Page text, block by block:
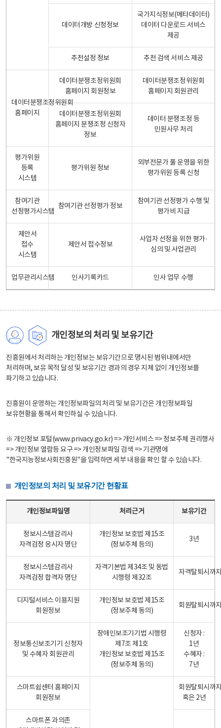
데이터개방 신청정보
국가지식정보(메타데이터)
데이터 다운로드 서비스
제공
추천설정 정보 추천 검색 서비스 제공
데이터분쟁조정위원회
홈페이지
데이터분쟁조정위원회
홈페이지 회원정보
데이터분쟁조정위원회
홈페이지 회원관리
데이터분쟁조정위원회
홈페이지 분쟁조정 신청자
정보
데이터 분쟁조정 등
민원사무 처리
평가위원
등록
시스템
평가위원 정보
외부전문가 풀 운영을 위한
평가위원 등록 신청
참여기관
선정평가시스템
참여기관 선정평가 정보
참여기관 선정평가 수행 및
평가비 지급
제안서
접수
시스템
제안서 접수정보
사업자 선정을 위한 평가·
심의 및 사업관리
업무관리시스템 인사기록카드 인사 업무 수행
개인정보의 처리 및 보유기간
진흥원에서 처리하는 개인정보는 보유기간으로 명시된 범위내에서만
처리하며, 보유 목적 달성 및 보유기간 경과의 경우 지체 없이 개인정보를
파기하고 있습니다.
진흥원이 운영하는 개인정보파일의 처리 및 보유기간은 개인정보파일
보유현황을 통해서 확인하실 수 있습니다.
※ 개인정보 포털(www.privacy.go.kr) => 개인서비스 => 정보주체 권리행사
=> 개인정보 열람등 요구 => 개인정보파일 검색 => 기관명에
"한국지능정보사회진흥원"을 입력하면 세부 내용을 확인 할 수 있습니다.
개인정보의 처리 및 보유기간 현황표
개인정보파일명 처리근거 보유기간
정보시스템감리사
자격검정 응시자 명단
개인정보 보호법 제15조
(정보주체 등의)
3년
정보시스템감리사
자격검정 합격자 명단
자격기본법 제34조 및 동법
시행령 제32조
자격탈퇴시까
디지털서비스 이용지원
회원정보
개인정보 보호법 제15조
(정보주체 동의)
회원탈퇴시까
정보통신보조기기 신청자
및 수혜자 회원관리
장애인보조기기법 시행령
제7조 제1호
개인정보 보호법 제15조
(정보주체 동의)
신청자 :
1년
수혜자 :
7년
스마트쉼센터 홈페이지
회원정보
회원탈퇴시까
혹은 2년
스마트폰 과의존